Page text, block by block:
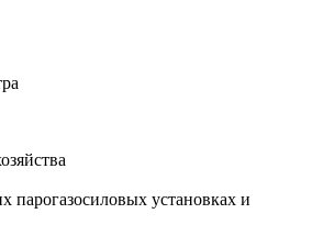
парогазосиловых установках и